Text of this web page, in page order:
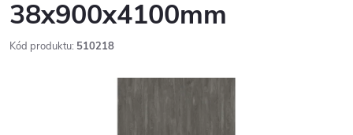
38x900x4100mm
Kód produktu: 510218